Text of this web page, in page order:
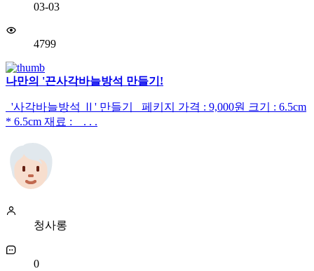
03-03
4799
나만의 '끈사각바늘방석 만들기!
'사각바늘방석 Ⅱ' 만들기 페키지 가격 : 9,000원 크기 : 6.5cm
* 6.5cm 재료 : . . .
청사롱
0